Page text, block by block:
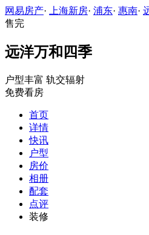
网易房产· 上海新房· 浦东· 惠南·
售完
远洋万和四季
户型丰富 轨交辐射
免费看房
首页
详情
快讯
户型
房价
相册
配套
点评
装修